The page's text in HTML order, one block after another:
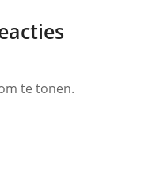
te tonen.